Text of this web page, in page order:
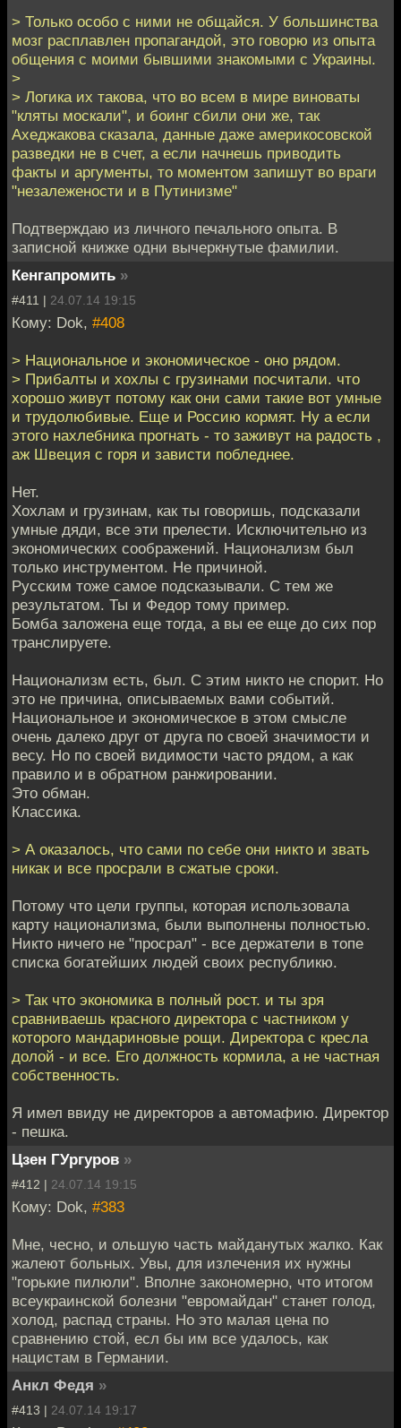
> Только особо с ними не общайся. У большинства
мозг расплавлен пропагандой, это говорю из опыта
общения с моими бывшими знакомыми с Украины.
>
> Логика их такова, что во всем в мире виноваты
"кляты москали", и боинг сбили они же, так
Ахеджакова сказала, данные даже америкосовской
разведки не в счет, а если начнешь приводить
факты и аргументы, то моментом запишут во враги
"незалежености и в Путинизме"
Подтверждаю из личного печального опыта. В
записной книжке одни вычеркнутые фамилии.
Кенгапромить »
#411 | 24.07.14 19:15
Кому: Dok, #408
> Национальное и экономическое - оно рядом.
> Прибалты и хохлы с грузинами посчитали. что
хорошо живут потому как они сами такие вот умные
и трудолюбивые. Еще и Россию кормят. Ну а если
этого нахлебника прогнать - то заживут на радость ,
аж Швеция с горя и зависти побледнее.
Нет.
Хохлам и грузинам, как ты говоришь, подсказали
умные дяди, все эти прелести. Исключительно из
экономических соображений. Национализм был
только инструментом. Не причиной.
Русским тоже самое подсказывали. С тем же
результатом. Ты и Федор тому пример.
Бомба заложена еще тогда, а вы ее еще до сих пор
транслируете.
Национализм есть, был. С этим никто не спорит. Но
это не причина, описываемых вами событий.
Национальное и экономическое в этом смысле
очень далеко друг от друга по своей значимости и
весу. Но по своей видимости часто рядом, а как
правило и в обратном ранжировании.
Это обман.
Классика.
> А оказалось, что сами по себе они никто и звать
никак и все просрали в сжатые сроки.
Потому что цели группы, которая использовала
карту национализма, были выполнены полностью.
Никто ничего не "просрал" - все держатели в топе
списка богатейших людей своих республикю.
> Так что экономика в полный рост. и ты зря
сравниваешь красного директора с частником у
которого мандариновые рощи. Директора с кресла
долой - и все. Его должность кормила, а не частная
собственность.
Я имел ввиду не директоров а автомафию. Директор
- пешка.
Цзен ГУргуров »
#412 | 24.07.14 19:15
Кому: Dok, #383
Мне, чесно, и ольшую часть майданутых жалко. Как
жалеют больных. Увы, для излечения их нужны
"горькие пилюли". Вполне закономерно, что итогом
всеукраинской болезни "евромайдан" станет голод,
холод, распад страны. Но это малая цена по
сравнению стой, есл бы им все удалось, как
нацистам в Германии.
Анкл Федя »
#413 | 24.07.14 19:17